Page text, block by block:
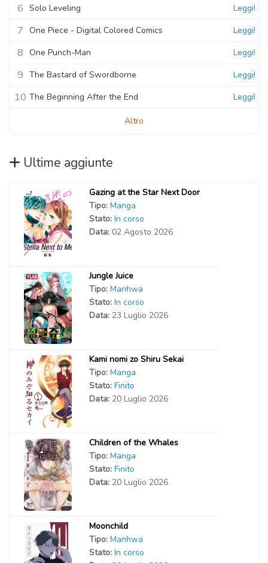
6 Solo Leveling Leggi!
7 One Piece - Digital Colored Comics Leggi!
8 One Punch-Man Leggi!
9 The Bastard of Swordborne Leggi!
10 The Beginning After the End Leggi!
Altro
Ultime aggiunte
Gazing at the Star Next Door
Tipo: Manga
Stato: In corso
Data: 02 Agosto 2026
Jungle Juice
Tipo: Manhwa
Stato: In corso
Data: 23 Luglio 2026
Kami nomi zo Shiru Sekai
Tipo: Manga
Stato: Finito
Data: 20 Luglio 2026
Children of the Whales
Tipo: Manga
Stato: Finito
Data: 20 Luglio 2026
Moonchild
Tipo: Manhwa
Stato: In corso